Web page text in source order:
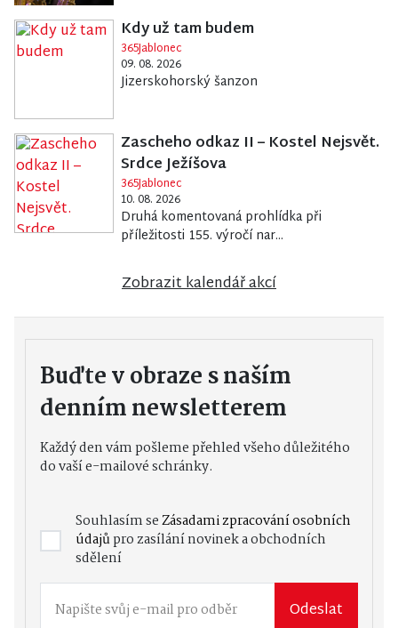
Kdy už tam budem
365Jablonec
09. 08. 2026
Jizerskohorský šanzon
Zascheho odkaz II – Kostel Nejsvět.
Srdce Ježíšova
365Jablonec
10. 08. 2026
Druhá komentovaná prohlídka při
příležitosti 155. výročí nar...
Zobrazit kalendář akcí
Buďte v obraze s naším
denním newsletterem
Každý den vám pošleme přehled všeho důležitého
do vaší e-mailové schránky.
Souhlasím seZásadami zpracování osobních
údajůpro zasílání novinek a obchodních
sdělení
Odeslat